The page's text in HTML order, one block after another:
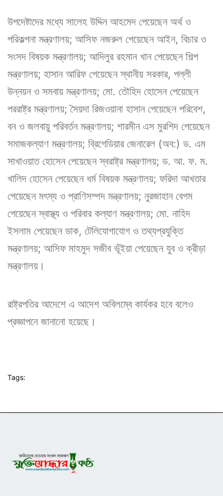
উপদেষ্টাদের মধ্যে সালেহ উদ্দিন আহমেদ পেয়েছেন অর্থ ও
পরিকল্পনা মন্ত্রণালয়; আসিফ নজরুল পেয়েছেন আইন, বিচার ও
সংসদ বিষয়ক মন্ত্রণালয়; আদিলুর রহমান খান পেয়েছেন শিল্প
মন্ত্রণালয়; হাসান আরিফ পেয়েছেন স্থানীয় সরকার, পল্লী
উন্নয়ন ও সমবায় মন্ত্রণালয়; মো. তৌহিদ হোসেন পেয়েছেন
পররাষ্ট্র মন্ত্রণালয়; সৈয়দা রিজওয়ানা হাসান পেয়েছেন পরিবেশ,
বন ও জলবায়ু পরিবর্তন মন্ত্রণালয়; শারমীন এস মুরশিদ পেয়েছেন
সমাজকল্যাণ মন্ত্রণালয়; ব্রিগেডিয়ার জেনারেল (অব:) ড. এম
সাখাওয়াত হোসেন পেয়েছেন স্বরাষ্ট্র মন্ত্রণালয়; ড. আ. ফ. ম.
খালিদ হোসেন পেয়েছেন ধর্ম বিষয়ক মন্ত্রণালয়; ফরিদা আখতার
পেয়েছেন মৎস্য ও প্রাণিসম্পদ মন্ত্রণালয়; নুরজাহান বেগম
পেয়েছেন স্বাস্থ্য ও পরিবার কল্যাণ মন্ত্রণালয়; মো. নাহিদ
ইসলাম পেয়েছেন ডাক, টেলিযোগাযোগ ও তথ্যপ্রযুক্তি
মন্ত্রণালয়; আসিফ মাহমুদ সজীব ভূঁইয়া পেয়েছেন যুব ও ক্রীড়া
মন্ত্রণালয়।
রাষ্ট্রপতির আদেশে এ আদেশ অবিলম্বে কার্যকর হবে বলেও
প্রজ্ঞাপনে জানানো হয়েছে।
Tags: